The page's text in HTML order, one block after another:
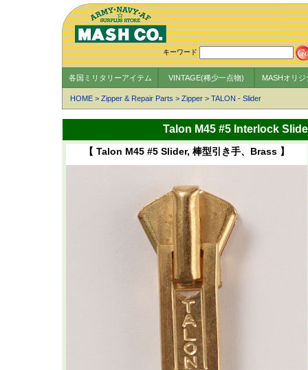
キーワード
各国ミリタリーアイテム VINTAGE(稀少一点物) MASHオリ
HOME > Zipper & Repair Parts > Zipper > TALON - Slider
Talon M45 #5 Interlock
【 Talon M45 #5 Slider, 棒型引き手、Brass 】